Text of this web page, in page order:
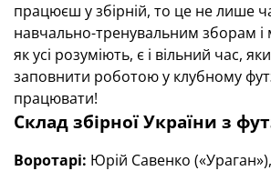
працюєш у збірній, то це не лише
навчально-тренувальним зборам
як усі розуміють, є і вільний час,
заповнити роботою у клубному
працювати!
Склад збірної України з
Воротарі: Юрій Савенко